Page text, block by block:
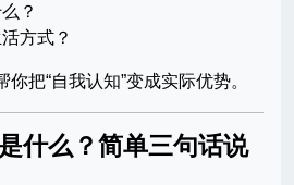
？
方式？
把“自我认知”变成实际优势。
什么？简单三句话说